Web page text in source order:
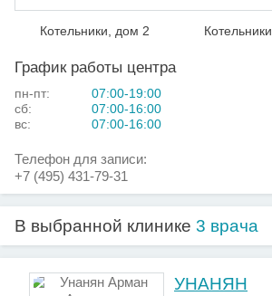
Котельники, дом 2 Котельники
График работы центра
пн-пт:
07:00-19:00
сб:
07:00-16:00
вс:
07:00-16:00
Телефон для записи:
+7 (495) 431-79-31
В выбранной клинике 3 врача
УНАНЯН